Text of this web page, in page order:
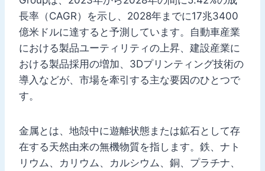
長率（CAGR）を示し、2028年までに17兆3400
億米ドルに達すると予測しています。自動車産業
における製品ユーティリティの上昇、建設産業に
おける製品採用の増加、3Dプリンティング技術の
導入などが、市場を牽引する主な要因のひとつで
す。
金属とは、地殻中に遊離状態または鉱石として存
在する天然由来の無機物質を指します。鉄、ナト
リウム、カリウム、カルシウム、銅、プラチナ、